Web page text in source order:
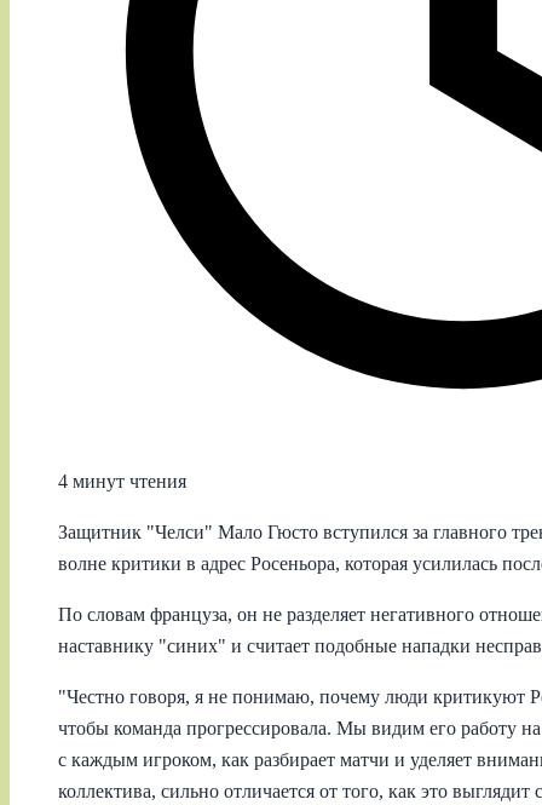
4 минут чтения
Защитник "Челси" Мало Гюсто вступился за главного
волне критики в адрес Росеньора, которая усилилась
По словам француза, он не разделяет негативного
наставнику "синих" и считает подобные нападки
"Честно говоря, я не понимаю, почему люди критикуют
чтобы команда прогрессировала. Мы видим его работу
с каждым игроком, как разбирает матчи и уделяет
коллектива, сильно отличается от того, как это